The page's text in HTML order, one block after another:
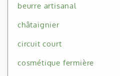
beurre artisanal
châtaignier
circuit court
cosmétique fermière